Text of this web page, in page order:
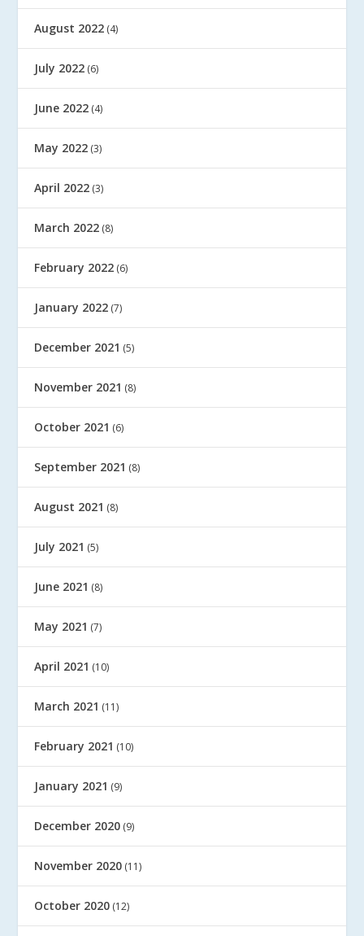
August 2022 (4)
July 2022 (6)
June 2022 (4)
May 2022 (3)
April 2022 (3)
March 2022 (8)
February 2022 (6)
January 2022 (7)
December 2021 (5)
November 2021 (8)
October 2021 (6)
September 2021 (8)
August 2021 (8)
July 2021 (5)
June 2021 (8)
May 2021 (7)
April 2021 (10)
March 2021 (11)
February 2021 (10)
January 2021 (9)
December 2020 (9)
November 2020 (11)
October 2020 (12)